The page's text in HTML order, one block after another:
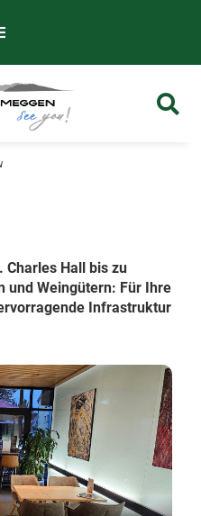
Charles Hall bis zu
und Weingütern: Für Ihre
Infrastruktur